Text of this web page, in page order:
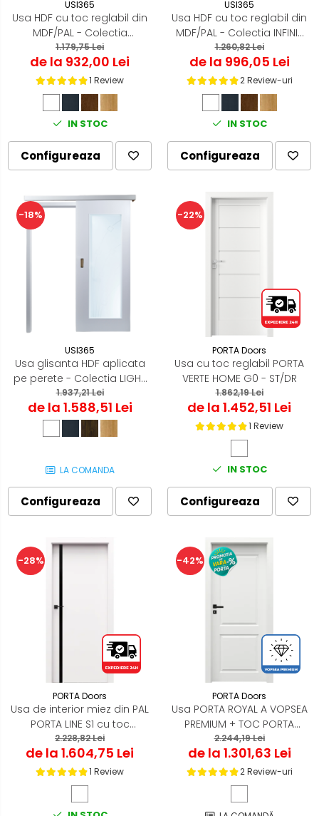
USI365
Usa HDF cu toc reglabil din
MDF/PAL - Colectia
ORIZONT 3.5
1.179,75 Lei
de la 932,00 Lei
1 Review
IN STOC
Configureaza
USI365
Usa HDF cu toc reglabil din
MDF/PAL - Colectia INFINIT
4.2
1.260,82 Lei
de la 996,05 Lei
2 Review-uri
IN STOC
Configureaza
-18%
USI365
Usa glisanta HDF aplicata
pe perete - Colectia LIGHT
2.2
1.937,21 Lei
de la 1.588,51 Lei
LA COMANDA
Configureaza
-22%
PORTA Doors
Usa cu toc reglabil PORTA
VERTE HOME G0 - ST/DR
1.862,19 Lei
de la 1.452,51 Lei
1 Review
IN STOC
Configureaza
-28%
PORTA Doors
Usa de interior miez din PAL
PORTA LINE S1 cu toc
reglabil
2.228,82 Lei
de la 1.604,75 Lei
1 Review
-42%
PORTA Doors
Usa PORTA ROYAL A VOPSEA
PREMIUM + TOC PORTA
SYSTEM
2.244,19 Lei
de la 1.301,63 Lei
2 Review-uri